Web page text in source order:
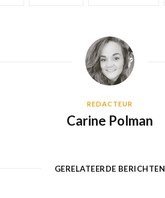
REDACTEUR
Carine Polman
GERELATEERDE BERICHTEN